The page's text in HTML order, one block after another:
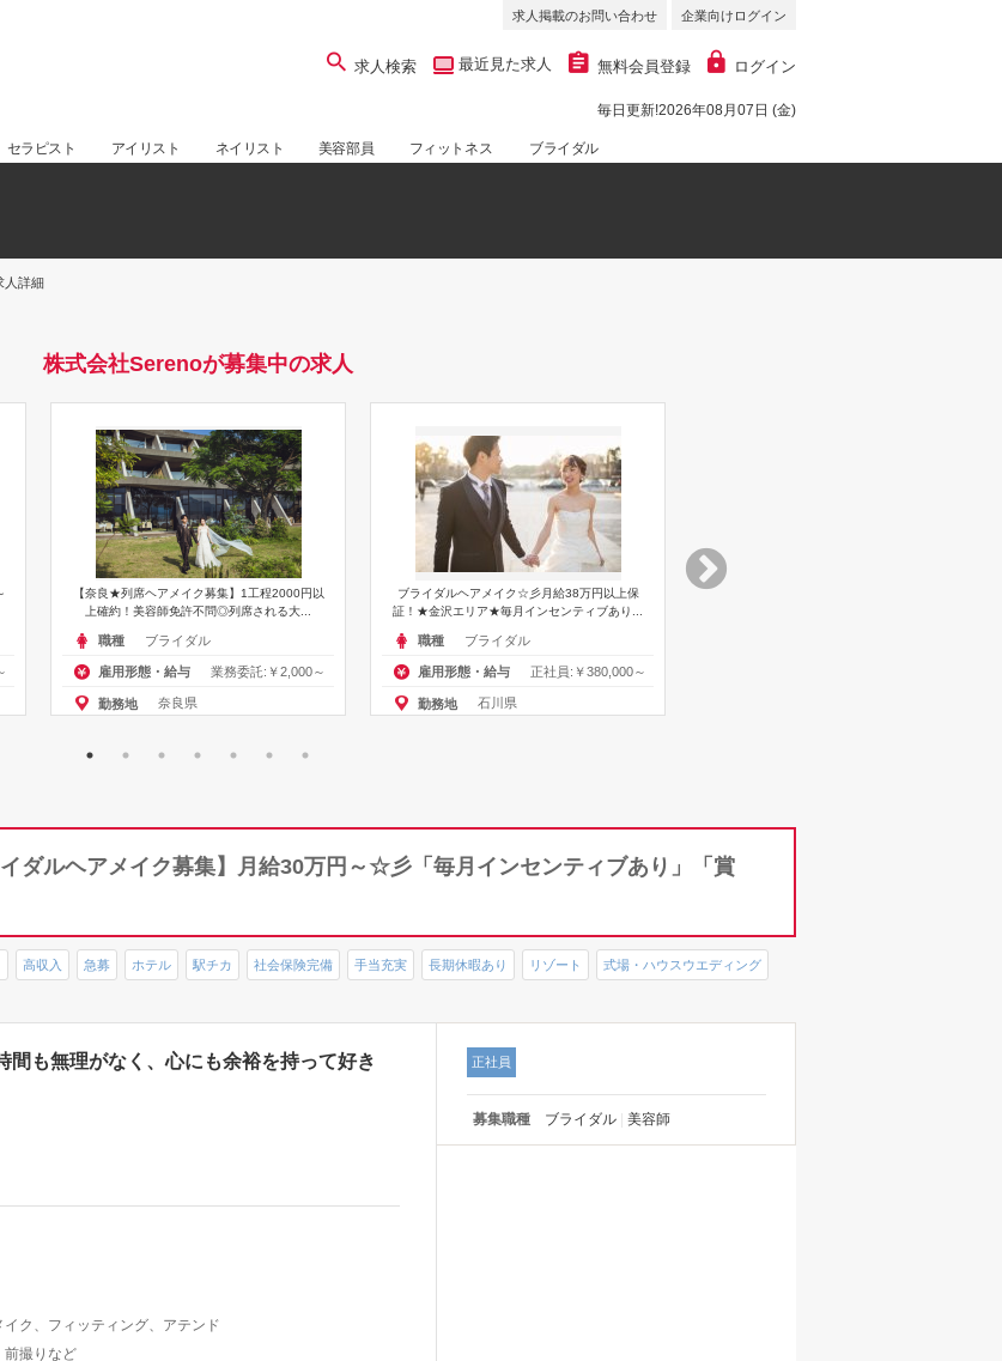
求人掲載のお問い合わせ 企業向けログイン
求人検索 最近見た求人 無料会員登録 ログイン
毎日更新!2026年08月07日 (金)
セラピスト アイリスト ネイリスト 美容部員 フィットネス ブライダル
人詳細
株式会社Serenoが募集中の求人
【奈良★列席ヘアメイク募集】1工程2000円以
上確約！美容師免許不問◎列席される大...
職種 ブライダル
雇用形態・給与 業務委託:￥2,000～
勤務地 奈良県
ブライダルヘアメイク☆彡月給38万円以上保
証！★金沢エリア★毎月インセンティブあり...
職種 ブライダル
雇用形態・給与 正社員:￥380,000～
勤務地 石川県
イダルヘアメイク募集】月給30万円～☆彡「毎月インセンティブあり」「賞
高収入 急募 ホテル 駅チカ 社会保険完備 手当充実 長期休暇あり リゾート 式場・ハウスウエディング
間も無理がなく、心にも余裕を持って好き
ク、フィッティング、アテンド
前撮りなど
正社員
募集職種 ブライダル| 美容師